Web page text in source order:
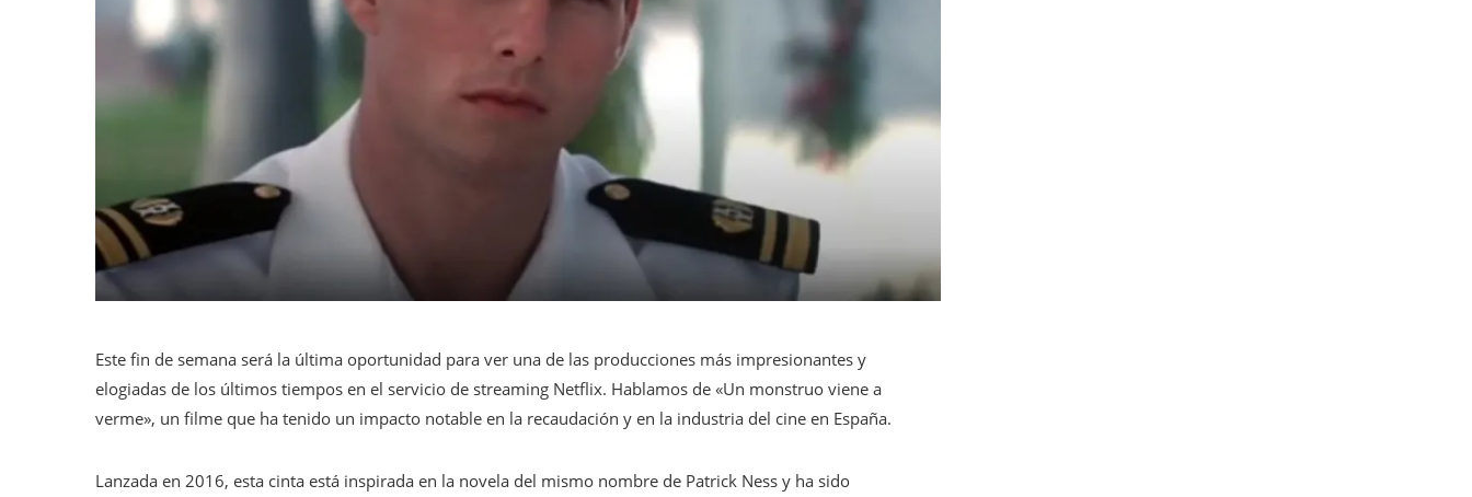
Este fin de semana será la última oportunidad para ver una de las producciones más impresionantes y
elogiadas de los últimos tiempos en el servicio de streaming Netflix. Hablamos de «Un monstruo viene a
verme», un filme que ha tenido un impacto notable en la recaudación y en la industria del cine en España.
Lanzada en 2016, esta cinta está inspirada en la novela del mismo nombre de Patrick Ness y ha sido